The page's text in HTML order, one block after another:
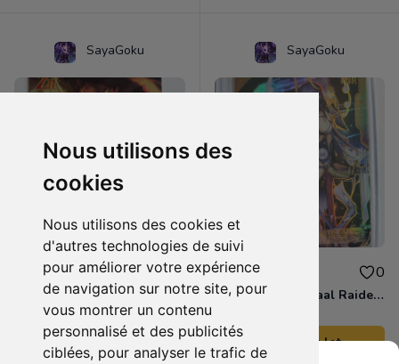
Nous utilisons des
cookies
Nous utilisons des cookies et
d'autres technologies de suivi
pour améliorer votre expérience
de navigation sur notre site, pour
vous montrer un contenu
personnalisé et des publicités
ciblées, pour analyser le trafic de
SayaGoku
20.00 € 0
Carte Demon Slayer Rengoku ZR
Ajouter au lot
SayaGoku
20.00 € 0
Carte Goddess Baal Raiden MR Genshin Impact
Ajouter au lot